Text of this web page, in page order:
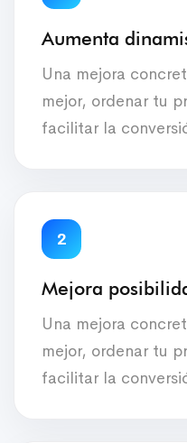
Aumenta
Una mejora
mejor, ordenar tu
facilitar la
2
Mejora
Una mejora
mejor, ordenar tu
facilitar la